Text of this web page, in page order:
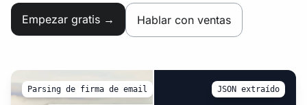
Empezar gratis → Hablar con ventas
{
Parsing de firma de email JSON extraído